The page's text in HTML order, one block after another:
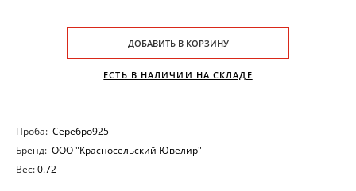
ДОБАВИТЬ В КОРЗИНУ
ЕСТЬ В НАЛИЧИИ НА СКЛАДЕ
Проба: Серебро925
Бренд: ООО "Красносельский Ювелир"
Вес:0.72